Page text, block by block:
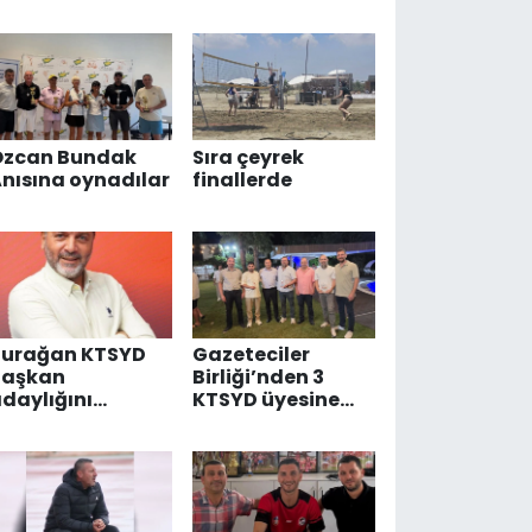
yatırım,
geleceğe,
gençliğe yapılan
en değerli
yatırımdır”
Bundak
oynadılar
Sıra çeyrek
finallerde
KTSYD
Gazeteciler
Birliği’nden 3
KTSYD üyesine